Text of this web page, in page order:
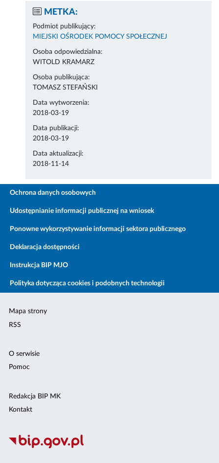
METKA:
Podmiot publikujący:
MIEJSKI OŚRODEK POMOCY SPOŁECZNEJ
Osoba odpowiedzialna:
WITOLD KRAMARZ
Osoba publikująca:
TOMASZ STEFAŃSKI
Data wytworzenia:
2018-03-19
Data publikacji:
2018-03-19
Data aktualizacji:
2018-11-14
Ochrona danych osobowych
Udostępnianie informacji publicznej na wniosek
Ponowne wykorzystywanie informacji sektora publicznego
Deklaracja dostępności
Instrukcja BIP MJO
Polityka dotycząca cookies i podobnych technologii
Mapa strony
RSS
O serwisie
Pomoc
Redakcja BIP MK
Kontakt